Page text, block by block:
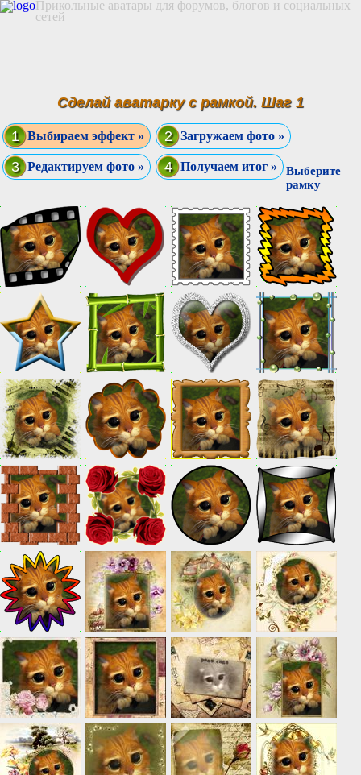
Прикольные аватары для форумов, блогов и социальных
сетей
Сделай аватарку с рамкой. Шаг 1
1 Выбираем эффект » 2 Загружаем фото »
3 Редактируем фото » 4 Получаем итог »
Выберите
рамку